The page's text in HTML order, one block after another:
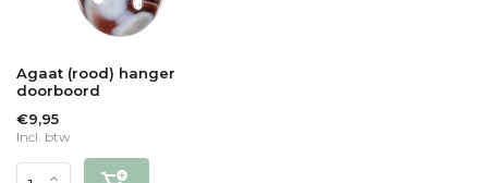
Agaat (rood) hanger
doorboord
€9,95
Incl. btw